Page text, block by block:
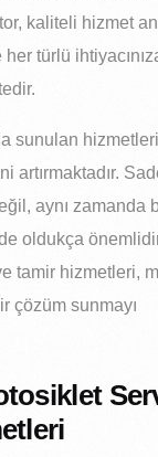
kaliteli hizmet
türlü
sunulan
artırmaktadır.
aynı zamanda
oldukça
tamir hizmetleri,
çözüm sunmayı